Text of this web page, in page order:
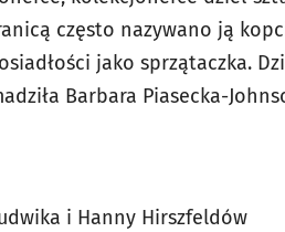
często nazywano ją
jako sprzątaczka.
Barbara Piasecka-
i Hanny Hirszfeldów